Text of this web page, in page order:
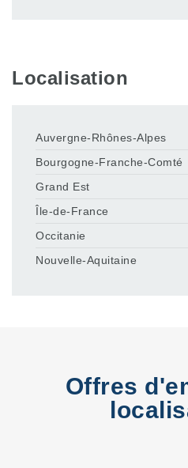
Localisation
Auvergne-Rhônes-Alpes
Bourgogne-Franche-Comté
Grand Est
Île-de-France
Occitanie
Nouvelle-Aquitaine
Offres